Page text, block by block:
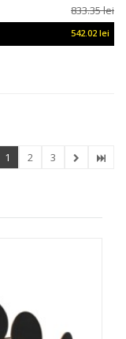
833.35 lei
542.02 lei
1
2 3